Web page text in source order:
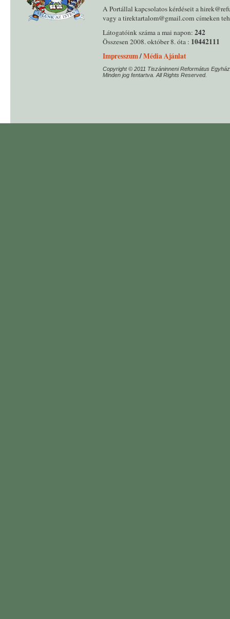
A Portállal kapcsolatos kérdéseit a
vagy a tirektartalom@gmail.com címeken
Látogatóink száma a mai napon: 242
Összesen 2008. október 8. óta : 10442111
Impresszum/Média Ajánlat
Copyright © 2011 Tiszáninneni Református
Minden jog fentartva. All Rights Reserved.